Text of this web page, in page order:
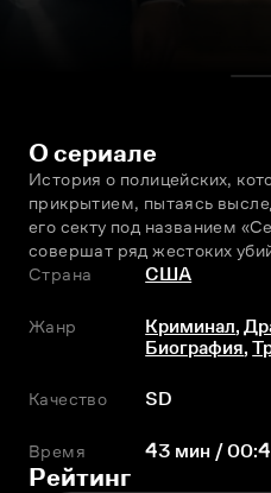
О сериале
История о полицейских,
прикрытием, пытаясь
его секту под названием
совершат ряд жестоких
Страна
США
Жанр Криминал,
Биография,
Качество SD
Время 43 мин /
Рейтинг